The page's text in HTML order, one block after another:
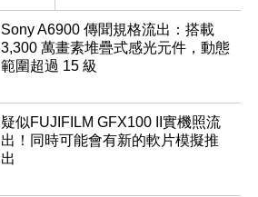
升級成為焦點
Sony A6900 傳聞規格流出：搭載
3,300 萬畫素堆疊式感光元件，動態
範圍超過 15 級
疑似FUJIFILM GFX100 II實機照流
出！同時可能會有新的軟片模擬推
出